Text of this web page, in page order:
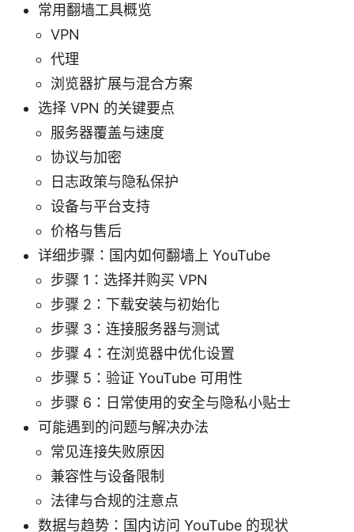
常用翻墙工具概览
VPN
代理
浏览器扩展与混合方案
选择 VPN 的关键要点
服务器覆盖与速度
协议与加密
日志政策与隐私保护
设备与平台支持
价格与售后
详细步骤：国内如何翻墙上 YouTube
步骤 1：选择并购买 VPN
步骤 2：下载安装与初始化
步骤 3：连接服务器与测试
步骤 4：在浏览器中优化设置
步骤 5：验证 YouTube 可用性
步骤 6：日常使用的安全与隐私小贴士
可能遇到的问题与解决办法
常见连接失败原因
兼容性与设备限制
法律与合规的注意点
数据与趋势：国内访问 YouTube 的现状